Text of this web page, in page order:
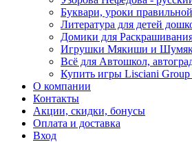
Буквари, уроки
Литература для детей
Домики для
Игрушки Мякиши и
Всё для Автошкол,
Купить игры Lisciani Group
О компании
Контакты
Акции, скидки, бонусы
Оплата и доставка
Вход